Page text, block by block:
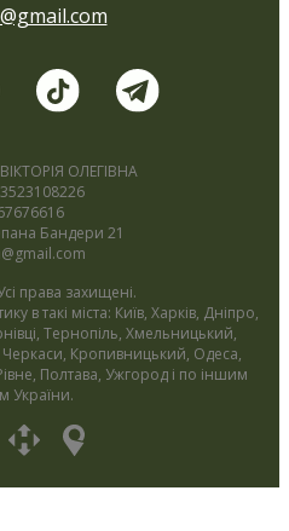
ОЛЕГІВНА
Бандери 21
права захищені.
в такі міста: Київ, Харків, Дніпро,
Тернопіль, Хмельницький,
Кропивницький, Одеса,
Полтава, Ужгород і по іншим
України.